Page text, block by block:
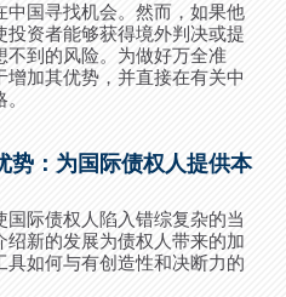
国寻找机会。然而，如果他
资者能够获得境外判决或提
到的风险。为做好万全准
加其优势，并直接在有关中
势：为国际债权人提供本
际债权人陷入错综复杂的当
新的发展为债权人带来的加
如何与有创造性和决断力的